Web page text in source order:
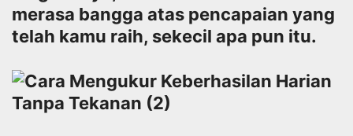
merasa bangga atas pencapaian yang
telah kamu raih, sekecil apa pun itu.